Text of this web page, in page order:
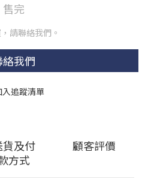
售完
請聯絡我們。
絡我們
入追蹤清單
貨及付
方式
顧客評價